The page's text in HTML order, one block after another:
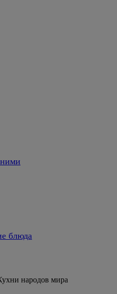
блюда
народов мира